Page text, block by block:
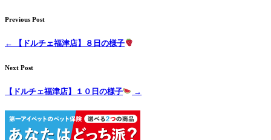
Previous Post
← 【ドルチェ福津店】８日の様子
Next Post
【ドルチェ福津店】１０日の様子 →